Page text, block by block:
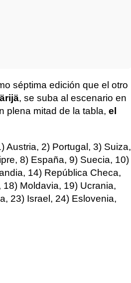
séptima edición que el otro
, se suba al escenario en
plena mitad de la tabla, el
Austria, 2) Portugal, 3) Suiza,
8) España, 9) Suecia, 10)
14) República Checa,
Moldavia, 19) Ucrania,
23) Israel, 24) Eslovenia,